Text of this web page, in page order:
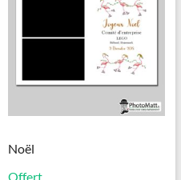
Noël
Offert